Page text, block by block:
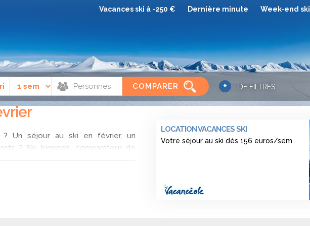
Vacances ski à -250 € Dernière minute Week-end ski
COMPARER + DE FILTRES
Février
? Un séjour au ski en février, un
? Ski Express, comparateur de
un séjour au ski tout compris à
est le moins cher lors de votre
LOCATION VACANCES SKI
Votre séjour au ski dès 156 euros/sem